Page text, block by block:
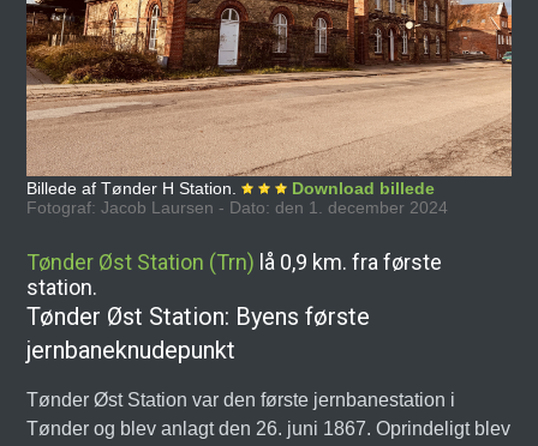
Billede af Tønder H Station.
Download billede
Fotograf: Jacob Laursen - Dato: den 1. december 2024
Tønder Øst Station (Trn) lå 0,9 km. fra første
station.
Tønder Øst Station: Byens første
jernbaneknudepunkt
Tønder Øst Station var den første jernbanestation i
Tønder og blev anlagt den 26. juni 1867. Oprindeligt blev